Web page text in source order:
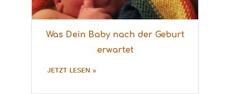
Was Dein Baby nach der Geburt
erwartet
JETZT LESEN »